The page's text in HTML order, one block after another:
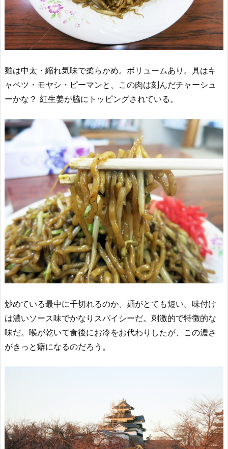
麺は中太・縮れ気味で柔らかめ。ボリュームあり。具はキ
ャベツ・モヤシ・ピーマンと、この肉は刻んだチャーシュ
ーかな？ 紅生姜が脇にトッピングされている。
炒めている最中に千切れるのか、麺がとても短い。味付け
は濃いソース味でかなりスパイシーだ。刺激的で特徴的な
味だ。喉が乾いて食後にお冷をお代わりしたが、この濃さ
がきっと癖になるのだろう。